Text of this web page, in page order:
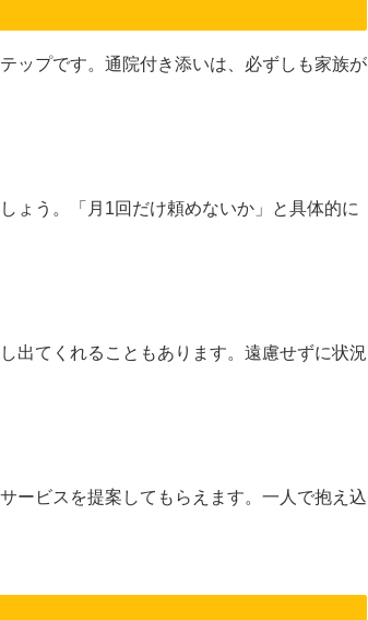
ップです。通院付き添いは、必ずしも家族が
ょう。「月1回だけ頼めないか」と具体的に
出てくれることもあります。遠慮せずに状況
ービスを提案してもらえます。一人で抱え込